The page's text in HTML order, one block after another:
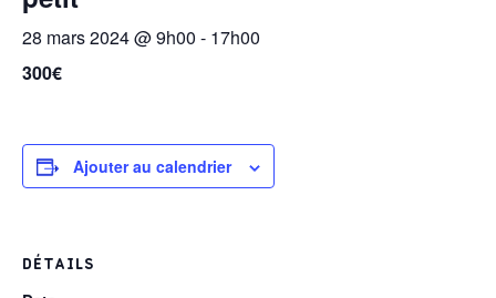
28 mars 2024 @ 9h00 - 17h00
300€
Ajouter au calendrier
DÉTAILS